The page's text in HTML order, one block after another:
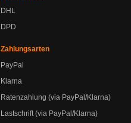
DHL
DPD
Zahlungsarten
PayPal
Klarna
Ratenzahlung (via PayPal/Klarna)
Lastschrift (via PayPal/Klarna)